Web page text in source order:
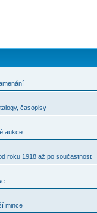
časopisy
aukce
roku 1918 až po součastnost
mince